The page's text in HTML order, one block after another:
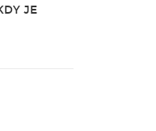
JE